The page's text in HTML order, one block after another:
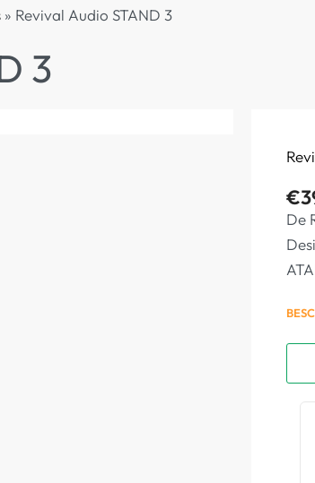
» Revival Audio STAND 3
3
€
De